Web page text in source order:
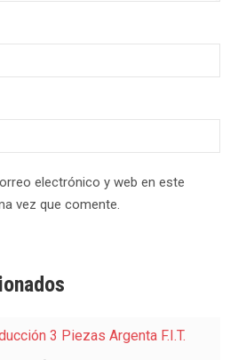
electrónico y web en este
vez que comente.